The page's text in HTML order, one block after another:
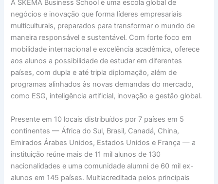
A SKEMA Business School é uma escola global de
negócios e inovação que forma líderes empresariais
multiculturais, preparados para transformar o mundo de
maneira responsável e sustentável. Com forte foco em
mobilidade internacional e excelência acadêmica, oferece
aos alunos a possibilidade de estudar em diferentes
países, com dupla e até tripla diplomação, além de
programas alinhados às novas demandas do mercado,
como ESG, inteligência artificial, inovação e gestão global.
Presente em 10 locais distribuídos por 7 países em 5
continentes — África do Sul, Brasil, Canadá, China,
Emirados Árabes Unidos, Estados Unidos e França — a
instituição reúne mais de 11 mil alunos de 130
nacionalidades e uma comunidade alumni de 60 mil ex-
alunos em 145 países. Multiacreditada pelos principais